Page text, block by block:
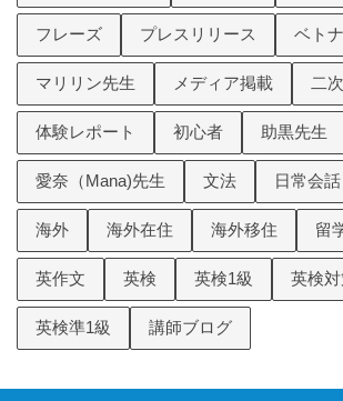
フレーズ プレスリリース ベト
マリリン先生 メディア掲載 二
体験レポート 初心者 助黒先生
愛奈（Mana)先生 文法 日常会話
海外 海外在住 海外移住 留
英作文 英検 英検1級 英検
英検準1級 講師ブログ